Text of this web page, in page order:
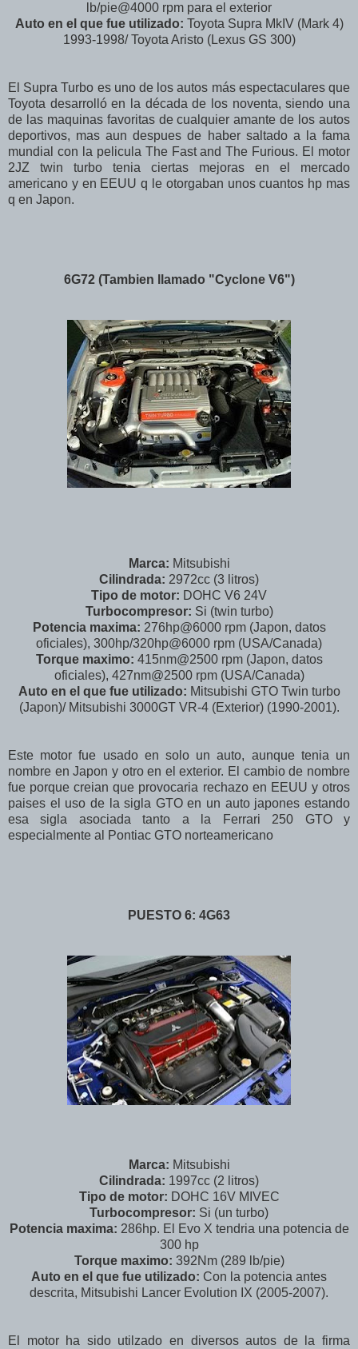
lb/pie@4000 rpm para el exterior
Auto en el que fue utilizado: Toyota Supra MkIV (Mark 4)
1993-1998/ Toyota Aristo (Lexus GS 300)
El Supra Turbo es uno de los autos más espectaculares que
Toyota desarrolló en la década de los noventa, siendo una
de las maquinas favoritas de cualquier amante de los autos
deportivos, mas aun despues de haber saltado a la fama
mundial con la pelicula The Fast and The Furious. El motor
2JZ twin turbo tenia ciertas mejoras en el mercado
americano y en EEUU q le otorgaban unos cuantos hp mas
q en Japon.
6G72 (Tambien llamado "Cyclone V6")
Marca: Mitsubishi
Cilindrada: 2972cc (3 litros)
Tipo de motor: DOHC V6 24V
Turbocompresor: Si (twin turbo)
Potencia maxima: 276hp@6000 rpm (Japon, datos
oficiales), 300hp/320hp@6000 rpm (USA/Canada)
Torque maximo: 415nm@2500 rpm (Japon, datos
oficiales), 427nm@2500 rpm (USA/Canada)
Auto en el que fue utilizado: Mitsubishi GTO Twin turbo
(Japon)/ Mitsubishi 3000GT VR-4 (Exterior) (1990-2001).
Este motor fue usado en solo un auto, aunque tenia un
nombre en Japon y otro en el exterior. El cambio de nombre
fue porque creian que provocaria rechazo en EEUU y otros
paises el uso de la sigla GTO en un auto japones estando
esa sigla asociada tanto a la Ferrari 250 GTO y
especialmente al Pontiac GTO norteamericano
PUESTO 6: 4G63
Marca: Mitsubishi
Cilindrada: 1997cc (2 litros)
Tipo de motor: DOHC 16V MIVEC
Turbocompresor: Si (un turbo)
Potencia maxima: 286hp. El Evo X tendria una potencia de
300 hp
Torque maximo: 392Nm (289 lb/pie)
Auto en el que fue utilizado: Con la potencia antes
descrita, Mitsubishi Lancer Evolution IX (2005-2007).
El motor ha sido utilzado en diversos autos de la firma